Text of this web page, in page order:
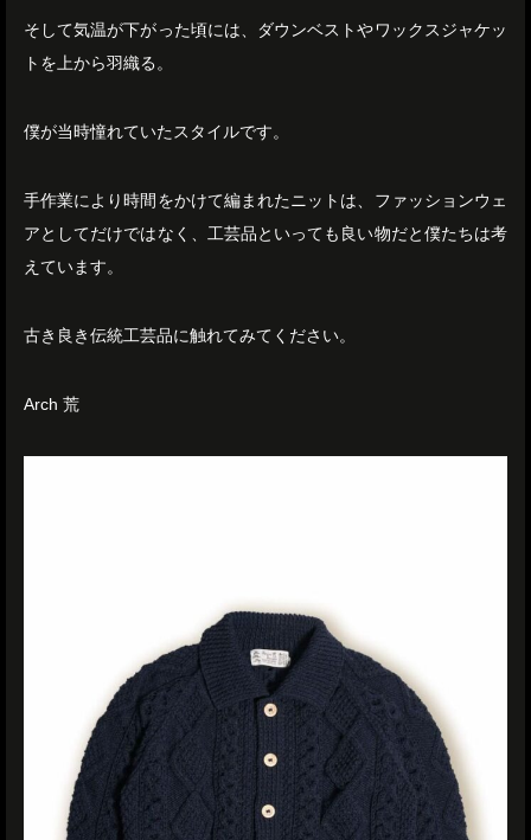
そして気温が下がった頃には、ダウンベストやワックスジャケッ
トを上から羽織る。
僕が当時憧れていたスタイルです。
手作業により時間をかけて編まれたニットは、ファッションウェ
アとしてだけではなく、工芸品といっても良い物だと僕たちは考
えています。
古き良き伝統工芸品に触れてみてください。
Arch 荒